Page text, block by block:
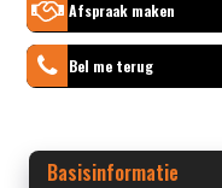
Afspraak maken
Bel me terug
Basisinformatie